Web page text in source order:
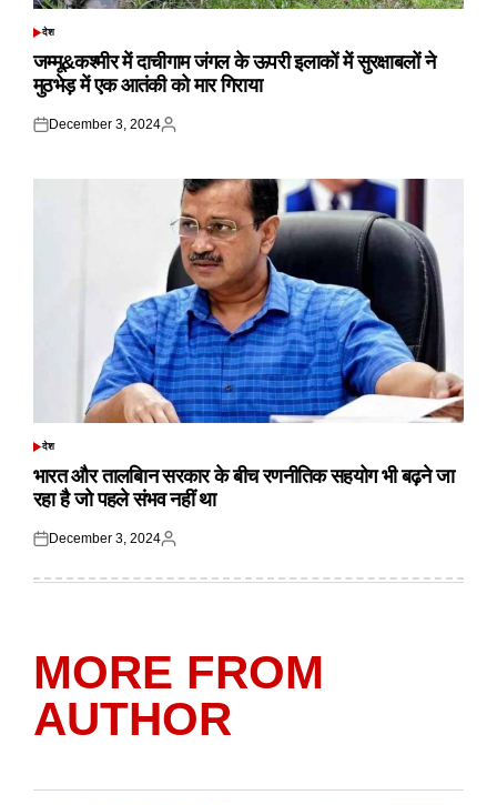
POSTED
देश
जम्मू&कश्मीर में दाचीगाम जंगल के ऊपरी इलाकों में सुरक्षाबलों ने
मुठभेड़ में एक आतंकी को मार गिराया
Posted
December 3, 2024
Posted
POSTED
देश
भारत और तालबिान सरकार के बीच रणनीतिक सहयोग भी बढ़ने जा
रहा है जो पहले संभव नहीं था
Posted
December 3, 2024
Posted
MORE FROM
AUTHOR